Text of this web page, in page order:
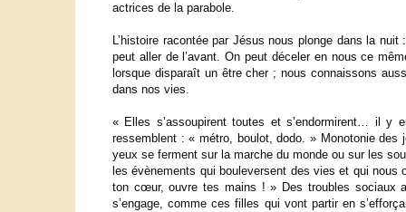
actrices de la parabole.
L’histoire racontée par Jésus nous plonge dans la
peut aller de l’avant. On peut déceler en nous ce
lorsque disparaît un être cher ; nous connaissons
dans nos vies.
« Elles s’assoupirent toutes et s’endormirent… il
ressemblent : « métro, boulot, dodo. » Monotonie
yeux se ferment sur la marche du monde ou sur les
les évènements qui bouleversent des vies et qui
ton cœur, ouvre tes mains ! » Des troubles sociaux
s’engage, comme ces filles qui vont partir en